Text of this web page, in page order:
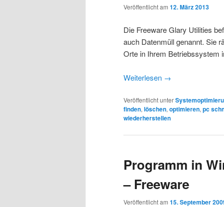
Veröffentlicht am 12. März 2013
Die Freeware Glary Utilities
auch Datenmüll genannt. Sie
Orte in Ihrem Betriebssystem
Weiterlesen →
Veröffentlicht unter
finden, löschen, optimieren, pc
wiederherstellen
Programm in
– Freeware
Veröffentlicht am 15. September